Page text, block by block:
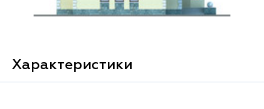
Характеристики